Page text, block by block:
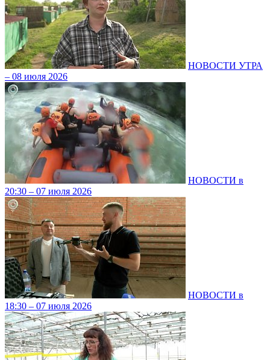
НОВОСТИ УТРА
– 08 июля 2026
НОВОСТИ в
20:30 – 07 июля 2026
НОВОСТИ в
18:30 – 07 июля 2026